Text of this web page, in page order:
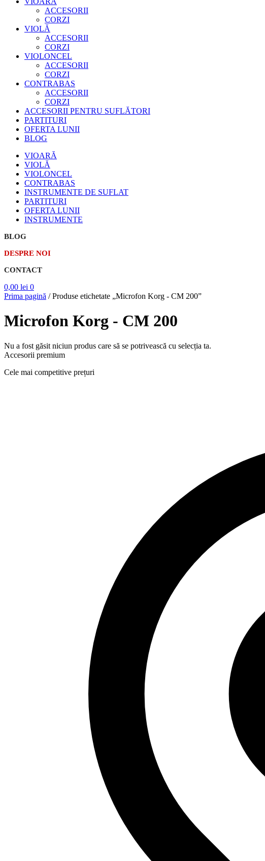
ACCESORII
CORZI
VIOLĂ
ACCESORII
CORZI
VIOLONCEL
ACCESORII
CORZI
CONTRABAS
ACCESORII
CORZI
ACCESORII PENTRU SUFLĂTORI
PARTITURI
OFERTA LUNII
BLOG
VIOARĂ
VIOLĂ
VIOLONCEL
CONTRABAS
INSTRUMENTE DE SUFLAT
PARTITURI
OFERTA LUNII
INSTRUMENTE
BLOG
DESPRE NOI
CONTACT
0,00 lei 0
Prima pagină /Produse etichetate „Microfon Korg - CM 200”
Microfon Korg - CM 200
Nu a fost găsit niciun produs care să se potrivească cu selecția ta.
Accesorii premium
Cele mai competitive prețuri